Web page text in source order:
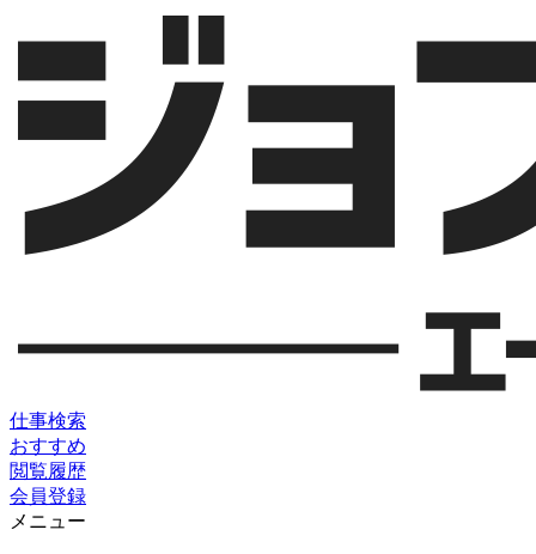
仕事検索
おすすめ
閲覧履歴
会員登録
メニュー